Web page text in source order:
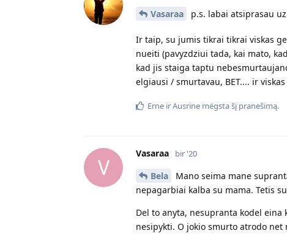
Vasaraa p.s. labai atsiprasau
Ir taip, su jumis tikrai tikrai viskas
nueiti (pavyzdziui tada, kai mato,
kad jis staiga taptu
elgiausi / smurtavau, BET.... ir
Erne irAusrine mėgsta šį pranešimą.
V
Vasaraa bir '20
Bela
Mano seima mane
nepagarbiai kalba su mama. Tetis
Del to anyta, nesupranta kodel
nesipykti. O jokio smurto atrodo